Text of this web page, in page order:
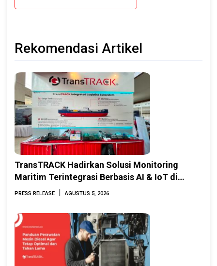
Rekomendasi Artikel
TransTRACK Hadirkan Solusi Monitoring
Maritim Terintegrasi Berbasis AI & IoT di
Indonesia Marine & Offshore Expo (IMOX)
PRESS RELEASE | AGUSTUS 5, 2026